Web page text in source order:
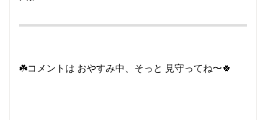
☘️コメントは おやすみ中、そっと 見守ってね〜🍀